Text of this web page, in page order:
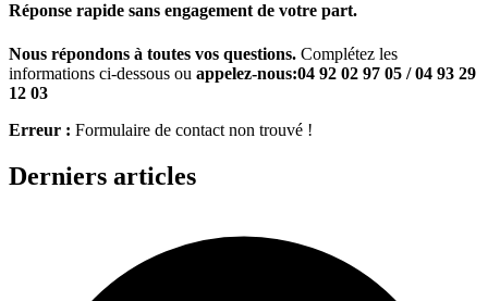
Réponse rapide sans engagement de votre part.
Nous répondons à toutes vos questions. Complétez les
informations ci-dessous ou appelez-nous:04 92 02 97 05 / 04 93 29
12 03
Erreur : Formulaire de contact non trouvé !
Derniers articles